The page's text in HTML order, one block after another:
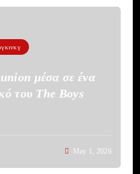
μέσα σε ένα
του The Boys
May 1, 2026